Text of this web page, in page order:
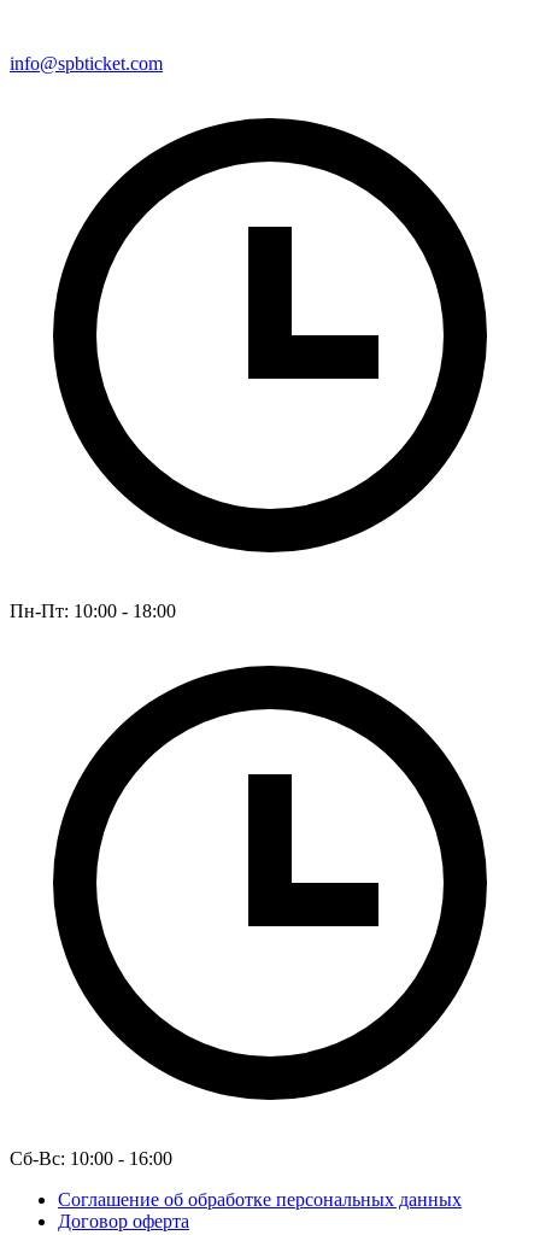
info@spbticket.com
Пн-Пт: 10:00 - 18:00
Сб-Вс: 10:00 - 16:00
Соглашение об обработке персональных данных
Договор оферта